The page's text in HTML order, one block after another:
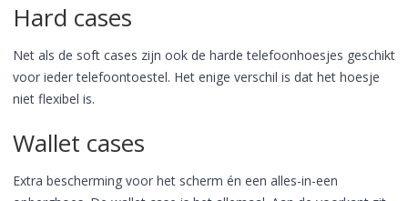
Hard cases
Net als de soft cases zijn ook de harde telefoonhoesjes geschikt
voor ieder telefoontoestel. Het enige verschil is dat het hoesje
niet flexibel is.
Wallet cases
Extra bescherming voor het scherm én een alles-in-een